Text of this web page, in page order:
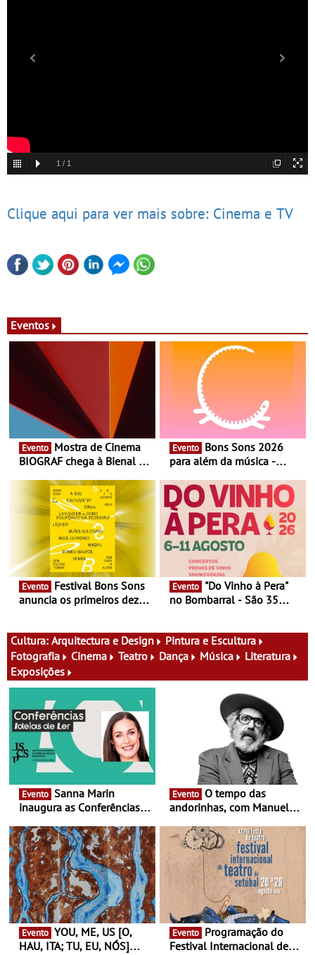
1 / 1
Clique aqui para ver mais sobre: Cinema e TV
Eventos
Evento
BIOGRAF chega à Bienal de
Documentário, ensaio
fílmico e práticas artísticas
Evento
para além da música -
percursos, oficinas,
atividades para toda a
família e muito mais
Evento
anuncia os primeiros dez
Evento
no Bombarral - São 35
experiências
Cultura: Arquitectura e Design
Pintura e Escultura
Fotografia
Cinema Teatro Dança Música
Literatura
Exposições
Evento
inaugura as Conferências
Antiga primeira-ministra da
Finlândia é a convidada da
primeira edição do novo
ciclo de debates dedicado
aos grandes temas do
nosso tempo
Evento
andorinhas, com Manuel
Atum - Concerto
performance na MAAT
Gallery a 3 de Setembro,
19:30
Evento
HAU, ITA; TU, EU, NÓS]
Evento
Festival Internacional de